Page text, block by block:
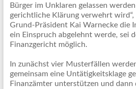
Bürger im Unklaren gelassen
gerichtliche Klärung verwehrt
Grund-Präsident Kai Warnecke die
ein Einspruch abgelehnt werde, sei
Finanzgericht möglich.
In zunächst vier Musterfällen
gemeinsam eine Untätigkeitsklage
Finanzämter unterstützen und dann